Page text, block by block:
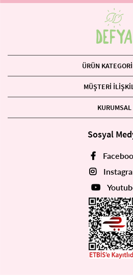
ÜRÜN
MÜŞTERI
KURUMSAL
Sosyal